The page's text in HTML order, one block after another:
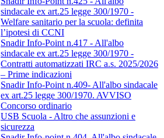
sindacale ex art.25 legge 300/1970 -
Welfare sanitario per la scuola: definita
l’ipotesi di CCNI
Snadir Info-Point n.417 - All'albo
sindacale ex art.25 legge 300/1970 -
Contratti automatizzati IRC a.s. 2025/2026
– Prime indicazioni
Snadir Info-Point n.409- All'albo sindacale
ex art.25 legge 300/1970. AVVISO
Concorso ordinario
USB Scuola - Altro che assunzioni e
sicurezza